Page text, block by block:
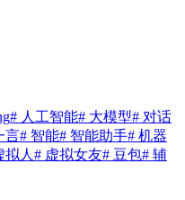
# 人工智能# 大模型# 对话
言# 智能# 智能助手# 机器
拟人 # 虚拟女友# 豆包# 辅